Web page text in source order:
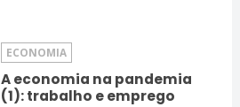
ECONOMIA
A economia na pandemia
(1): trabalho e emprego